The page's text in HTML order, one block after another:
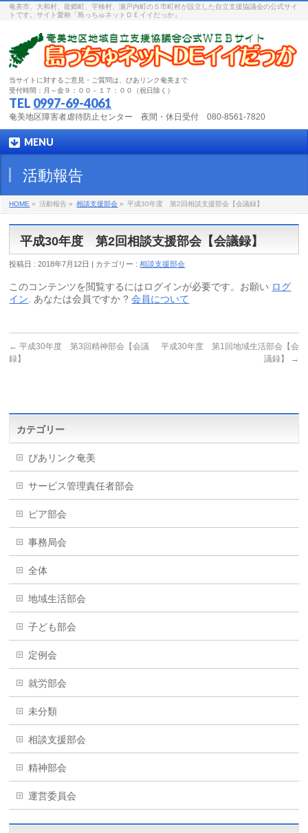
奄美市、大和村、龍郷町、宇検村、瀬戸内町の５市町村が設立した自立支援協議会の公式サイ
トです。サイト愛称「島っちゅネットＤＥイイだっか」
当サイトに対するご意見・ご質問は、ぴあリンク奄美まで
受付時間：月～金９：００－１７：００（祝日除く）
TEL 0997-69-4061
奄美地区障害者虐待防止センター 夜間・休日受付 080-8561-7820
MENU
活動報告
HOME » 活動報告 » 相談支援部会 » 平成30年度 第2回相談支援部会【会議録】
平成30年度 第2回相談支援部会【会議録】
投稿日 : 2018年7月12日 | カテゴリー :相談支援部会
このコンテンツを閲覧するにはログインが必要です。お願い ログ
イン . あなたは会員ですか ?会員について
← 平成30年度 第3回精神部会【会議
録】
平成30年度 第1回地域生活部会【会
議録】
→
カテゴリー
ぴあリンク奄美
サービス管理責任者部会
ピア部会
事務局会
全体
地域生活部会
子ども部会
定例会
就労部会
未分類
相談支援部会
精神部会
運営委員会